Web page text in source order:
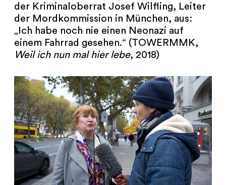
der Kriminaloberrat Josef Wilfling, Leiter
der Mordkommission in München, aus:
„Ich habe noch nie einen Neonazi auf
einem Fahrrad gesehen.“ (TOWERMMK,
Weil ich nun mal hier lebe, 2018)